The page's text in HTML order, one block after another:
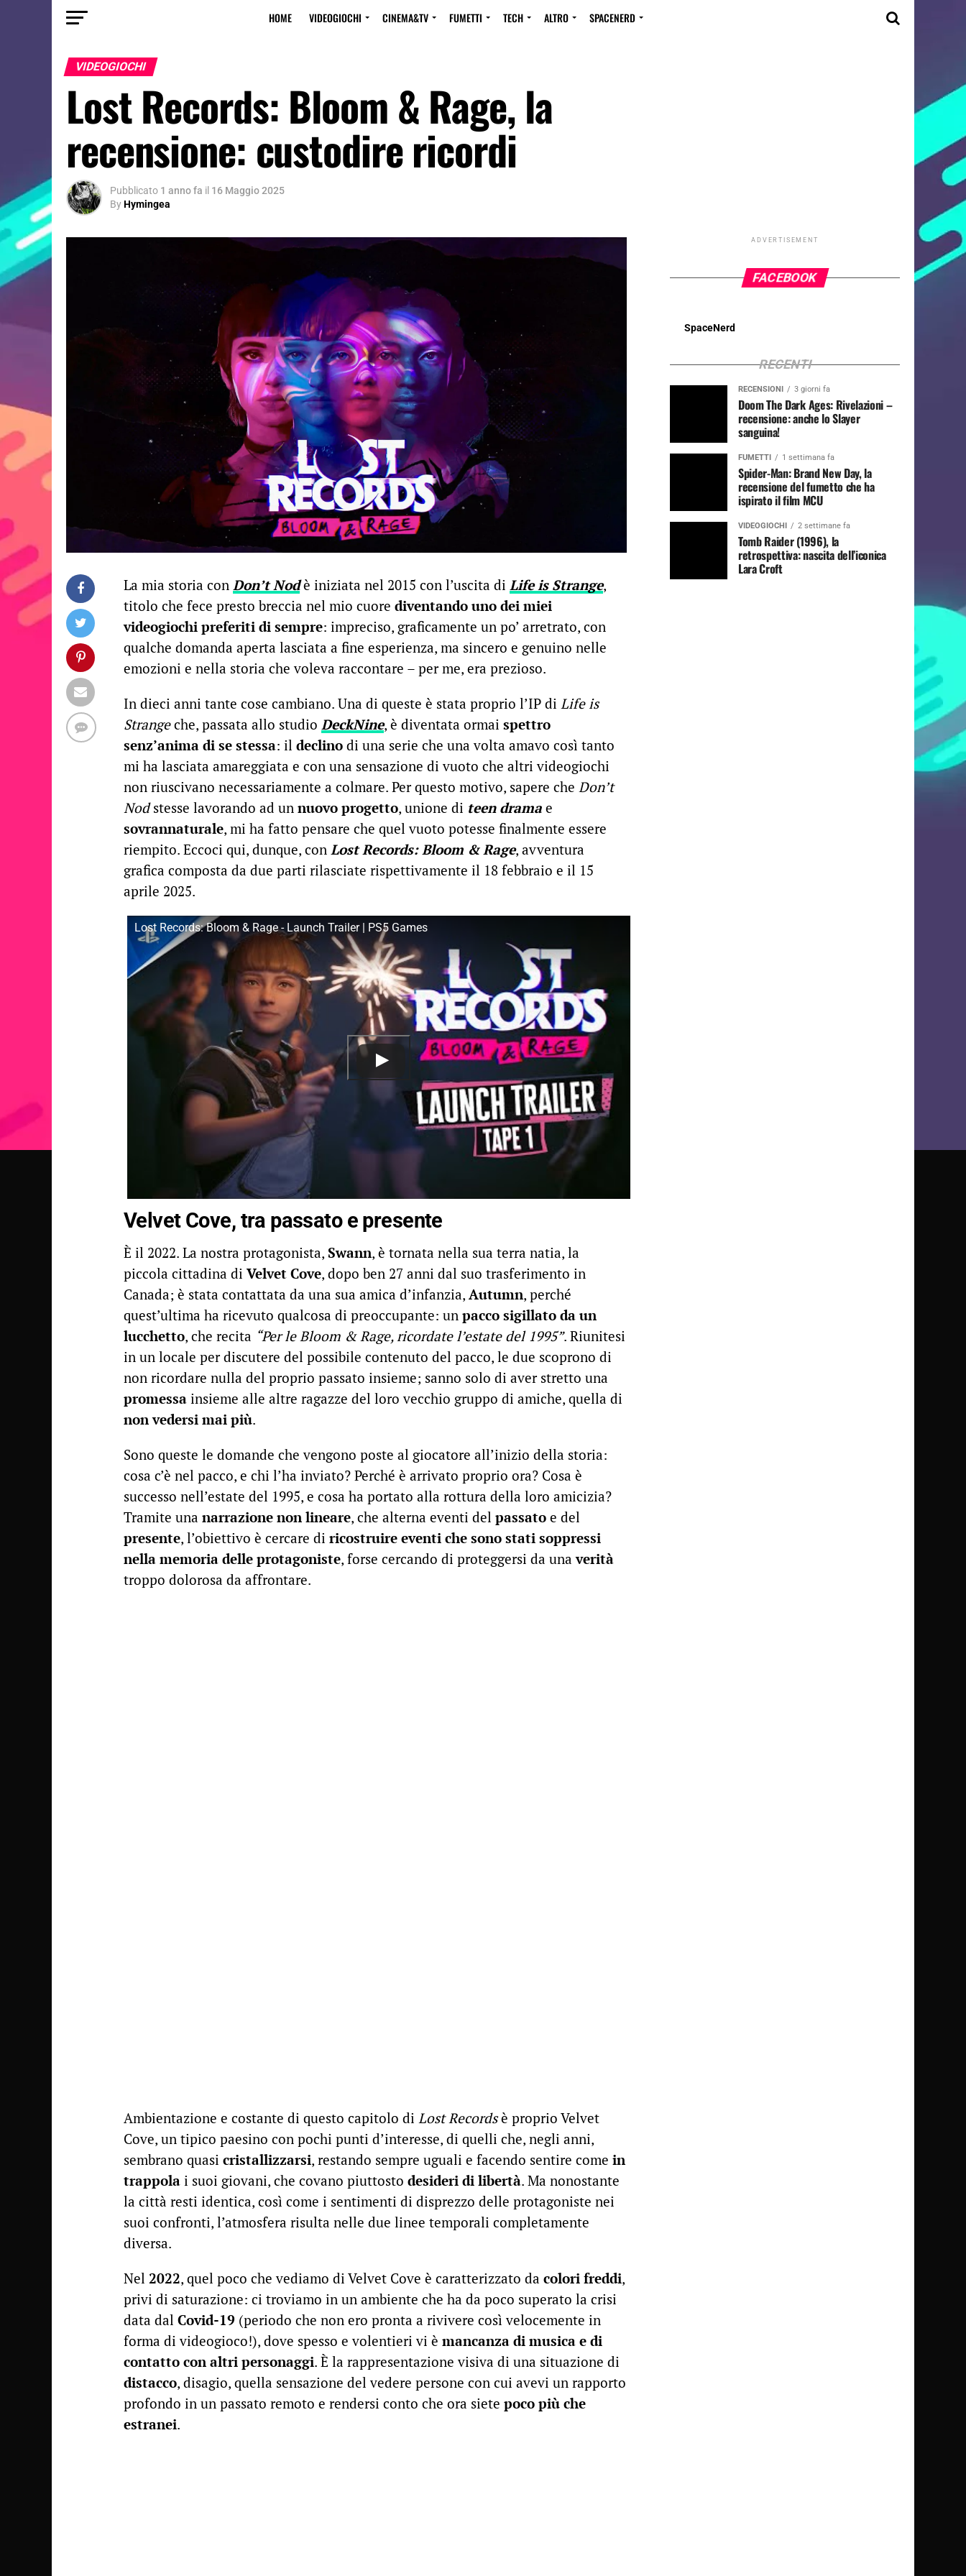
HOME VIDEOGIOCHI CINEMA&TV FUMETTI TECH ALTRO SPACENERD
VIDEOGIOCHI
Lost Records: Bloom & Rage, la
recensione: custodire ricordi
Pubblicato 1 anno fa il 16 Maggio 2025
ByHymingea
La mia storia con Don’t Nodè iniziata nel 2015 con l’uscita di Life is Strange,
titolo che fece presto breccia nel mio cuore diventando uno dei miei
videogiochi preferiti di sempre: impreciso, graficamente un po’ arretrato, con
qualche domanda aperta lasciata a fine esperienza, ma sincero e genuino nelle
emozioni e nella storia che voleva raccontare – per me, era prezioso.
In dieci anni tante cose cambiano. Una di queste è stata proprio l’IP di Life is
Strangeche, passata allo studio DeckNine, è diventata ormai spettro
senz’anima di se stessa: il declino di una serie che una volta amavo così tanto
mi ha lasciata amareggiata e con una sensazione di vuoto che altri videogiochi
non riuscivano necessariamente a colmare. Per questo motivo, sapere che Don’t
Nodstesse lavorando ad un nuovo progetto, unione di teen drama e
sovrannaturale, mi ha fatto pensare che quel vuoto potesse finalmente essere
riempito. Eccoci qui, dunque, con Lost Records: Bloom & Rage, avventura
grafica composta da due parti rilasciate rispettivamente il 18 febbraio e il 15
aprile 2025.
Lost Records: Bloom & Rage - Launch Trailer | PS5 Games
Velvet Cove, tra passato e presente
È il 2022. La nostra protagonista, Swann, è tornata nella sua terra natia, la
piccola cittadina di Velvet Cove, dopo ben 27 anni dal suo trasferimento in
Canada; è stata contattata da una sua amica d’infanzia, Autumn, perché
quest’ultima ha ricevuto qualcosa di preoccupante: un pacco sigillato da un
lucchetto, che recita “Per le Bloom & Rage, ricordate l’estate del 1995”. Riunitesi
in un locale per discutere del possibile contenuto del pacco, le due scoprono di
non ricordare nulla del proprio passato insieme; sanno solo di aver stretto una
promessa insieme alle altre ragazze del loro vecchio gruppo di amiche, quella di
non vedersi mai più.
Sono queste le domande che vengono poste al giocatore all’inizio della storia:
cosa c’è nel pacco, e chi l’ha inviato? Perché è arrivato proprio ora? Cosa è
successo nell’estate del 1995, e cosa ha portato alla rottura della loro amicizia?
Tramite una narrazione non lineare, che alterna eventi del passato e del
presente, l’obiettivo è cercare di ricostruire eventi che sono stati soppressi
nella memoria delle protagoniste, forse cercando di proteggersi da unaverità
troppo dolorosa da affrontare.
Ambientazione e costante di questo capitolo di Lost Recordsè proprio Velvet
Cove, un tipico paesino con pochi punti d’interesse, di quelli che, negli anni,
sembrano quasi cristallizzarsi, restando sempre uguali e facendo sentire come in
trappola i suoi giovani, che covano piuttosto desideri di libertà. Ma nonostante
la città resti identica, così come i sentimenti di disprezzo delle protagoniste nei
suoi confronti, l’atmosfera risulta nelle due linee temporali completamente
diversa.
Nel 2022, quel poco che vediamo di Velvet Cove è caratterizzato da colori freddi,
privi di saturazione: ci troviamo in un ambiente che ha da poco superato la crisi
data dal Covid-19 (periodo che non ero pronta a rivivere così velocemente in
forma di videogioco!), dove spesso e volentieri vi è mancanza di musica e di
contatto con altri personaggi. È la rappresentazione visiva di una situazione di
distacco, disagio, quella sensazione del vedere persone con cui avevi un rapporto
profondo in un passato remoto e rendersi conto che ora siete poco più che
estranei.
ADVERTISEMENT
FACEBOOK
SpaceNerd
RECENTI
RECENSIONI 3 giorni fa
Doom The Dark Ages: Rivelazioni –
recensione: anche lo Slayer
sanguina!
FUMETTI 1 settimana fa
Spider-Man: Brand New Day, la
recensione del fumetto che ha
ispirato il film MCU
VIDEOGIOCHI 2 settimane fa
Tomb Raider (1996), la
retrospettiva: nascita dell’iconica
Lara Croft